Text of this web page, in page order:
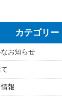
カテゴリー
お知らせ
報